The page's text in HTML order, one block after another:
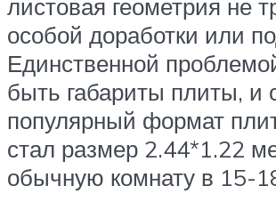
листовая геометрия не
особой доработки или
Единственной
быть габариты плиты, и
популярный формат
стал размер 2.44*1.22
обычную комнату в 15-